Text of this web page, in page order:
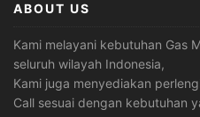
ABOUT US
Kami melayani kebutuhan Gas
seluruh wilayah Indonesia,
Kami juga menyediakan
Call sesuai dengan kebutuhan